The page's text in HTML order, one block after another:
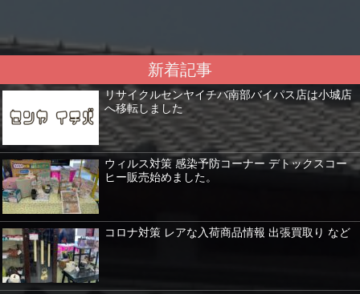
新着記事
リサイクルセンヤイチバ南部バイパス店は小城店
へ移転しました
ウィルス対策 感染予防コーナー デトックスコー
ヒー販売始めました。
コロナ対策 レアな入荷商品情報 出張買取り など